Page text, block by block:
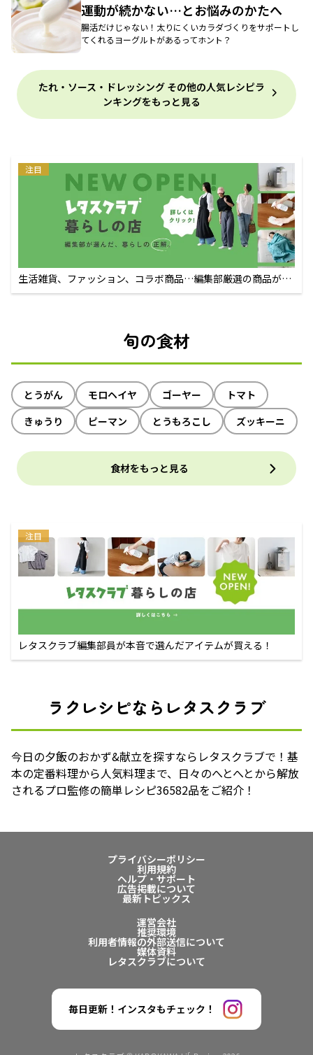
運動が続かない…とお悩みのかたへ
腸活だけじゃない！太りにくいカラダづくりをサポートし
てくれるヨーグルトがあるってホント？
たれ・ソース・ドレッシング その他の人気レシピラ
ンキングをもっと見る
注目
生活雑貨、ファッション、コラボ商品…編集部厳選の商品が買
えるECサイト
旬の食材
とうがん モロヘイヤ ゴーヤー
トマト
きゅうり
ピーマン とうもろこし ズッキーニ
食材をもっと見る
注目
レタスクラブ編集部員が本音で選んだアイテムが買える！
ラクレシピならレタスクラブ
今日の夕飯のおかず&献立を探すならレタスクラブで！基
本の定番料理から人気料理まで、日々のへとへとから解放
されるプロ監修の簡単レシピ36582品をご紹介！
プライバシーポリシー
利用規約
ヘルプ・サポート
広告掲載について
最新トピックス
運営会社
推奨環境
利用者情報の外部送信について
媒体資料
レタスクラブについて
毎日更新！インスタもチェック！